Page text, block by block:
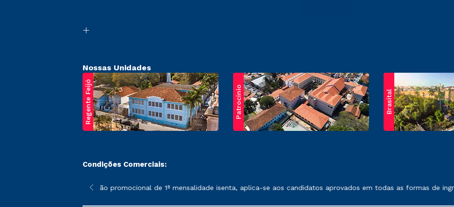
Nossas Unidades
Regente Feijó Patrocínio Brasital
Condições Comerciais:
sofrer alterações nos períodos de rematrícula conforme exposto no contrato de prestação de serviços.
*A condição promocional de 1ª mensalidade isenta, aplica-se aos candidatos aprovados em todas as formas de